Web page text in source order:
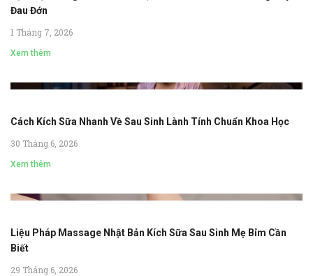
Đau Đớn
1 Tháng 7, 2026
Xem thêm
Cách Kích Sữa Nhanh Về Sau Sinh Lành Tính Chuẩn Khoa Học
30 Tháng 6, 2026
Xem thêm
Liệu Pháp Massage Nhật Bản Kích Sữa Sau Sinh Mẹ Bỉm Cần
Biết
29 Tháng 6, 2026